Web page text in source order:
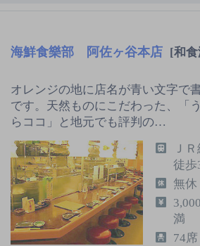
海鮮食樂部 阿佐ヶ谷本店 [和
オレンジの地に店名が青い文字で
です。天然ものにこだわった、「
らココ」と地元でも評判の…
Ｊ
徒歩
無休
満
74席